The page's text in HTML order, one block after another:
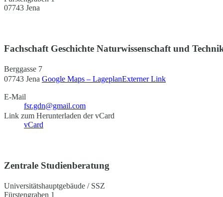
07743 Jena
Fachschaft Geschichte Naturwissenschaft und
Berggasse 7
07743 Jena Google Maps – LageplanExterner Link
E-Mail
fsr.gdn@gmail.com
Link zum Herunterladen der vCard
vCard
Zentrale Studienberatung
Universitätshauptgebäude / SSZ
Fürstengraben 1